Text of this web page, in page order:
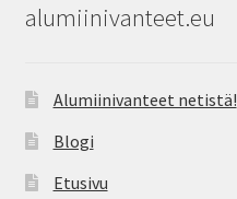
alumiinivanteet.eu
Alumiinivanteet netistä!
Blogi
Etusivu